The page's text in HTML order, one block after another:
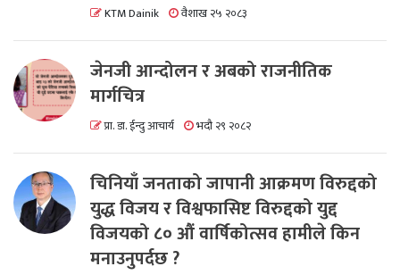
KTM Dainik वैशाख २५ २०८३
जेनजी आन्दोलन र अबको राजनीतिक
मार्गचित्र
प्रा. डा. ईन्दु आचार्य भदौ २९ २०८२
चिनियाँ जनताको जापानी आक्रमण विरुद्दको
युद्ध विजय र विश्वफासिष्ट विरुद्दको युद्द
विजयको ८० औं वार्षिकोत्सव हामीले किन
मनाउनुपर्दछ ?